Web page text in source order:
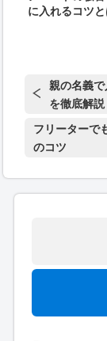
に入れるコツと
親の名義
を徹底解説
フリーターで
のコツ